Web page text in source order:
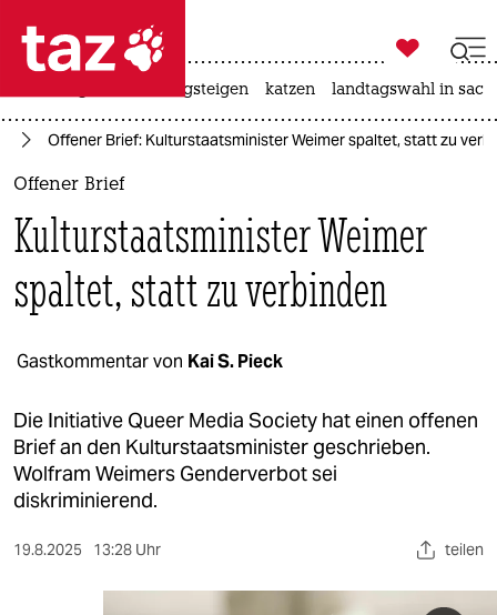
 taz zahl ich
taz zahl ich
politik
öko
gesellschaft
sport
berlin
nord
wahrheit

taz zahl ich
bergsteigen katzen landtagswahl in
Offener Brief: Kulturstaatsminister Weimer spaltet, statt zu
Offener Brief
Kulturstaatsminister Weimer
spaltet, statt zu verbinden
Gastkommentar von Kai S. Pieck
Die Initiative Queer Media Society hat einen offenen
Brief an den Kulturstaatsminister geschrieben.
Wolfram Weimers Genderverbot sei
diskriminierend.
19.8.2025 13:28 Uhr teilen